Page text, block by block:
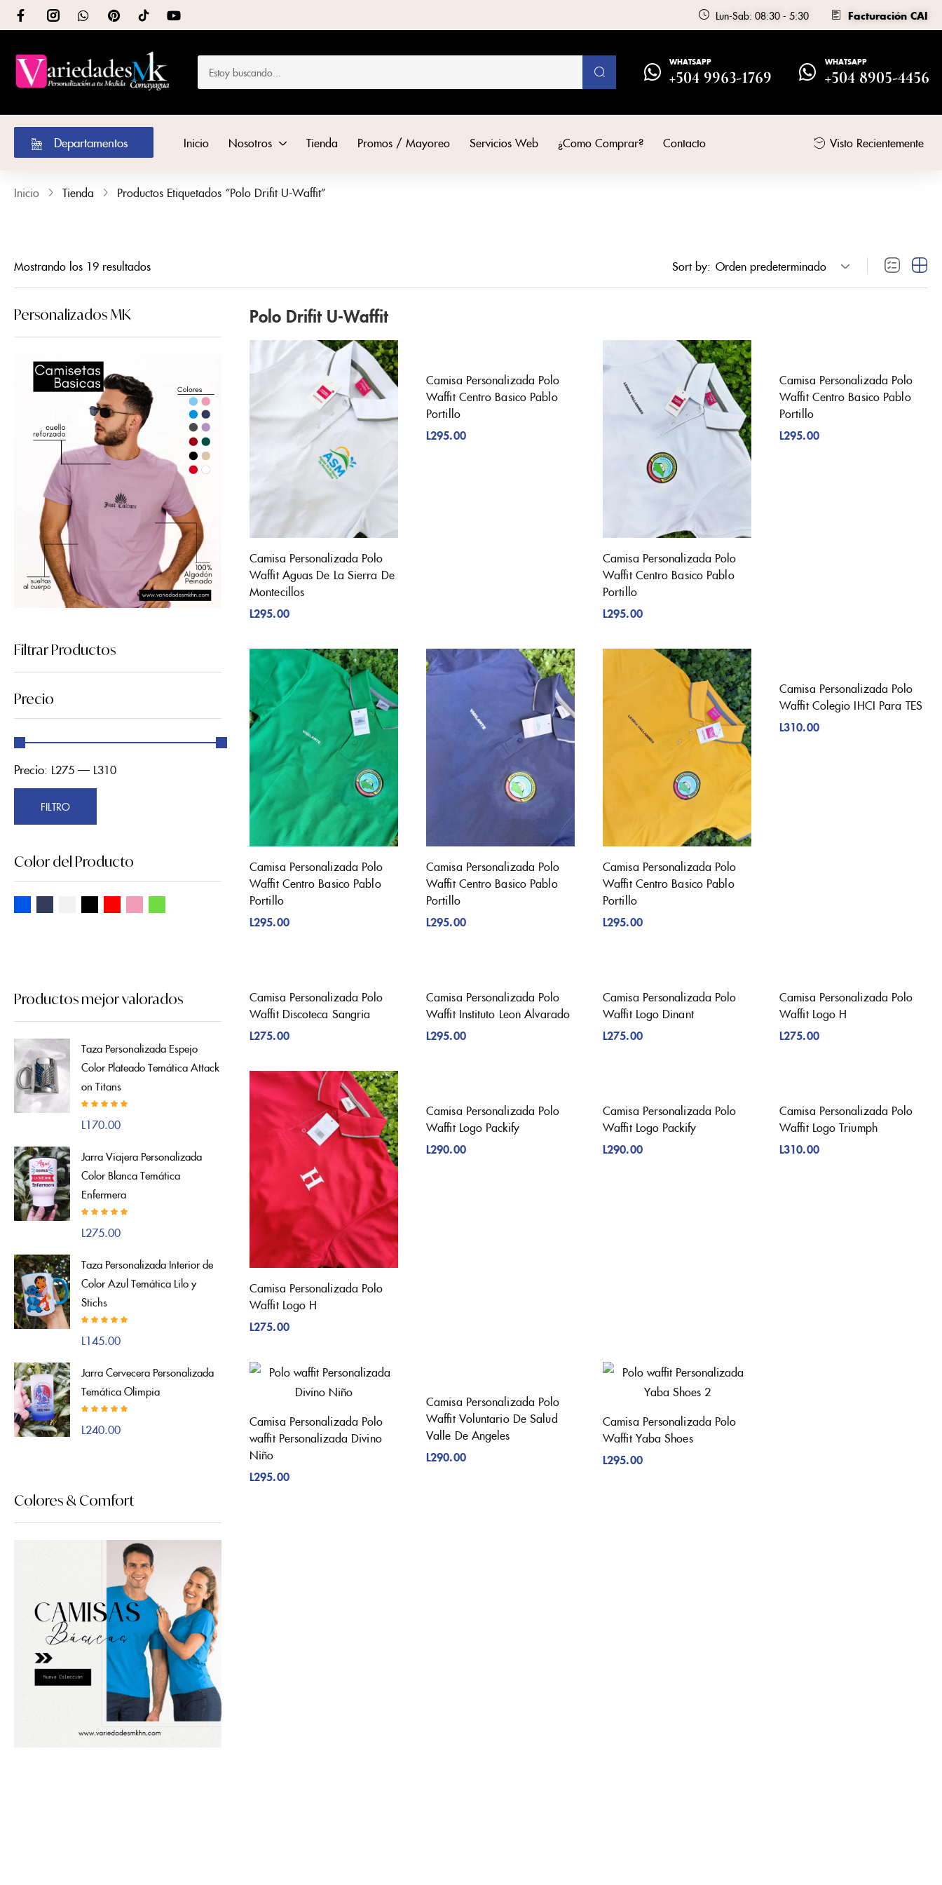
Lun-Sab: 08:30 - 5:30 Facturación CAI
WHATSAPP
+504 9963-1769
WHATSAPP
+504 8905-4456
Departamentos Inicio Nosotros Tienda Promos / Mayoreo Servicios Web ¿Como Comprar? Contacto Visto Recientemente
Inicio Tienda Productos Etiquetados “Polo Drifit U-Waffit”
Mostrando los 19 resultados Sort by: Orden predeterminado
Personalizados MK
Filtrar Productos
Precio
FILTRO
Precio: L275 — L310
Color del Producto
Productos mejor valorados
Taza Personalizada Espejo
Color Plateado Temática Attack
on Titans
5.00
L 170.00
Jarra Viajera Personalizada
Color Blanca Temática
Enfermera
5.00
L275.00
Taza Personalizada Interior de
Color Azul Temática Lilo y
Stichs
5.00
L 145.00
Jarra Cervecera Personalizada
Temática Olimpia
5.00
L240.00
Colores & Comfort
Polo Drifit U-Waffit
Camisa Personalizada Polo
Waffit Aguas De La Sierra De
Montecillos
L295.00
Camisa Personalizada Polo
Waffit Centro Basico Pablo
Portillo
L295.00
Camisa Personalizada Polo
Waffit Centro Basico Pablo
Portillo
L295.00
Camisa Personalizada Polo
Waffit Centro Basico Pablo
Portillo
L295.00
Camisa Personalizada Polo
Waffit Centro Basico Pablo
Portillo
L295.00
Camisa Personalizada Polo
Waffit Centro Basico Pablo
Portillo
L295.00
Camisa Personalizada Polo
Waffit Centro Basico Pablo
Portillo
L295.00
Camisa Personalizada Polo
Waffit Colegio IHCI Para TES
L310.00
Camisa Personalizada Polo
Waffit Discoteca Sangria
L275.00
Camisa Personalizada Polo
Waffit Instituto Leon Alvarado
L295.00
Camisa Personalizada Polo
Waffit Logo Dinant
L275.00
Camisa Personalizada Polo
Waffit Logo H
L275.00
Camisa Personalizada Polo
Waffit Logo H
L275.00
Camisa Personalizada Polo
Waffit Logo Packify
L290.00
Camisa Personalizada Polo
Waffit Logo Packify
L290.00
Camisa Personalizada Polo
Waffit Logo Triumph
L310.00
Camisa Personalizada Polo
waffit Personalizada Divino
Niño
L295.00
Camisa Personalizada Polo
Waffit Voluntario De Salud
Valle De Angeles
L290.00
Camisa Personalizada Polo
Waffit Yaba Shoes
L295.00